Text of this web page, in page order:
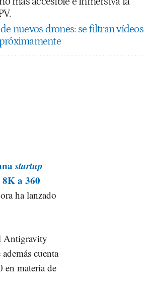
nuevos drones: se filtran vídeos
startup
a 360
ha lanzado
Antigravity
cuenta
en materia de